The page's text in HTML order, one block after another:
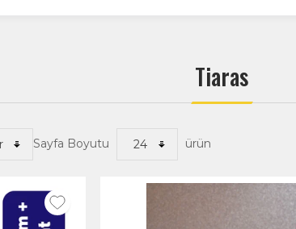
Tiaras
Sayfa Boyutu ürün